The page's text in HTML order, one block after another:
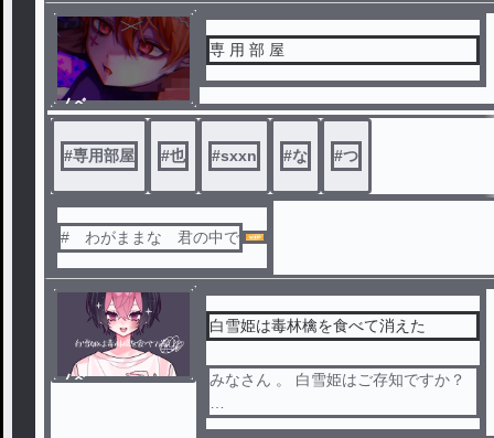
ノベ
ル
専 用 部 屋
#専用部屋 #也 #sxxn #な #つ
# わがままな 君の中で
ノベ
白雪姫は毒林檎を食べて消えた
みなさん 。 白雪姫はご存知ですか？
白雪姫は毒林檎を食べて、深い眠りに